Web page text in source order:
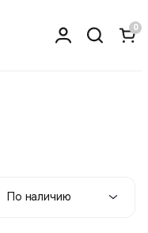
0
По наличию